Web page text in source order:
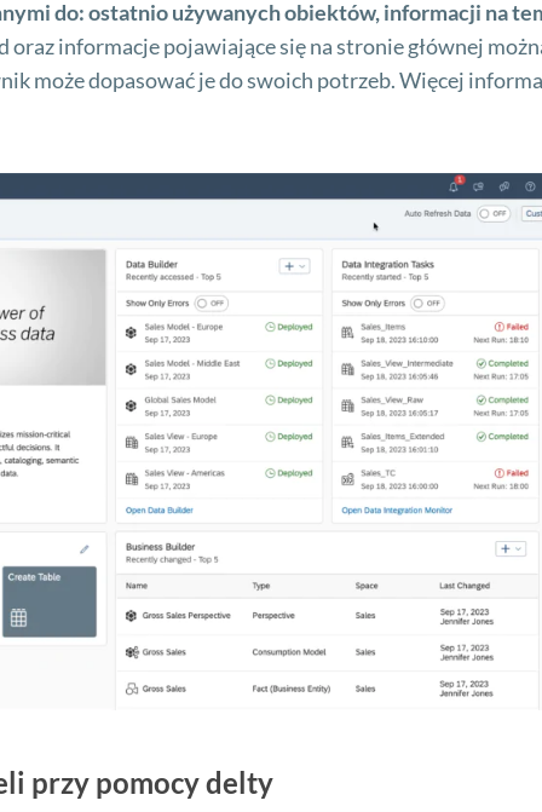
do: ostatnio używanych obiektów, informacji na
oraz informacje pojawiające się na stronie głównej
może dopasować je do swoich potrzeb. Więcej
przy pomocy delty